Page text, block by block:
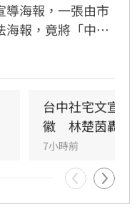
導海報，一張由市
海報，竟將「中央
星圖樣引發民眾
人員使用AI製圖卻
報全面下架並致
內容，杜絕類似
台中社宅文宣
徽　林楚茵轟這
7小時前